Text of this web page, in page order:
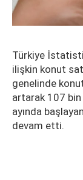
Türkiye
ilişkin konut
genelinde
artarak 107
ayında
devam etti.